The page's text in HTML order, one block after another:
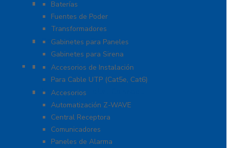
Energía
Baterías
Fuentes de Poder
Transformadores
Gabinetes y Carcasas
Gabinetes para Paneles
Gabinetes para Sirena
Herramientas
Accesorios de Instalación
Para Cable UTP (Cat5e, Cat6)
Honeywell Total Connect
Accesorios
Automatización Z-WAVE
Central Receptora
Comunicadores
Paneles de Alarma